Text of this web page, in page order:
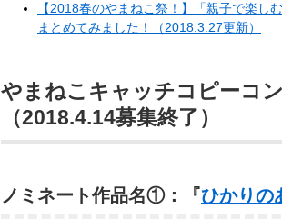
【2018春のやまねこ祭！】「親子で楽し
まとめてみました！（2018.3.27更新）
やまねこキャッチコピーコ
（2018.4.14募集終了）
ノミネート作品名①：『ひかりの